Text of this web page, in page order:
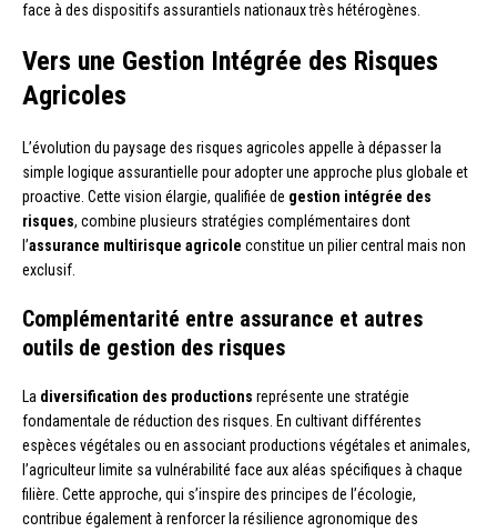
face à des dispositifs assurantiels nationaux très hétérogènes.
Vers une Gestion Intégrée des Risques
Agricoles
L’évolution du paysage des risques agricoles appelle à dépasser la
simple logique assurantielle pour adopter une approche plus globale et
proactive. Cette vision élargie, qualifiée de gestion intégrée des
risques, combine plusieurs stratégies complémentaires dont
l’assurance multirisque agricole constitue un pilier central mais non
exclusif.
Complémentarité entre assurance et autres
outils de gestion des risques
La diversification des productions représente une stratégie
fondamentale de réduction des risques. En cultivant différentes
espèces végétales ou en associant productions végétales et animales,
l’agriculteur limite sa vulnérabilité face aux aléas spécifiques à chaque
filière. Cette approche, qui s’inspire des principes de l’écologie,
contribue également à renforcer la résilience agronomique des